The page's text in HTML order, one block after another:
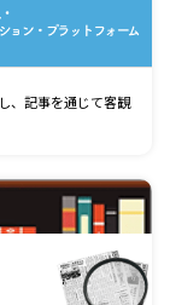
、記事を通じて客観